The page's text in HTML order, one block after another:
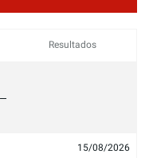
Resultados
15/08/2026